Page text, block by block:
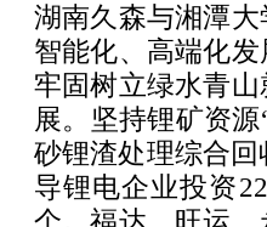
湖南久森与湘潭
智能化、高端化发
牢固树立绿水青
展。坚持锂矿资
砂锂渣处理综合
导锂电企业投资